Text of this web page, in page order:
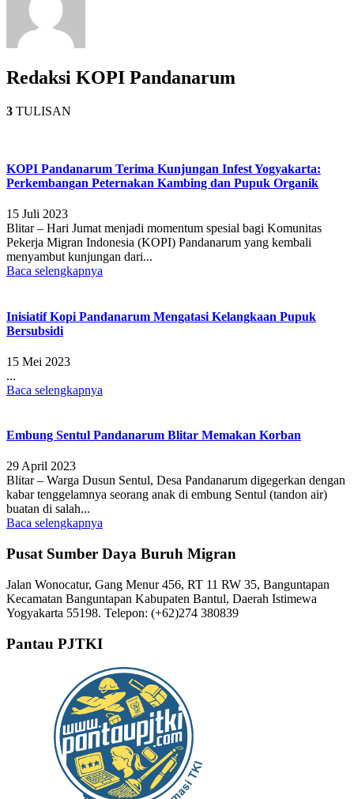
Redaksi KOPI Pandanarum
3 TULISAN
KOPI Pandanarum Terima Kunjungan Infest Yogyakarta:
Perkembangan Peternakan Kambing dan Pupuk Organik
15 Juli 2023
Blitar – Hari Jumat menjadi momentum spesial bagi Komunitas
Pekerja Migran Indonesia (KOPI) Pandanarum yang kembali
menyambut kunjungan dari...
Baca selengkapnya
Inisiatif Kopi Pandanarum Mengatasi Kelangkaan Pupuk
Bersubsidi
15 Mei 2023
...
Baca selengkapnya
Embung Sentul Pandanarum Blitar Memakan Korban
29 April 2023
Blitar – Warga Dusun Sentul, Desa Pandanarum digegerkan dengan
kabar tenggelamnya seorang anak di embung Sentul (tandon air)
buatan di salah...
Baca selengkapnya
Pusat Sumber Daya Buruh Migran
Jalan Wonocatur, Gang Menur 456, RT 11 RW 35, Banguntapan
Kecamatan Banguntapan Kabupaten Bantul, Daerah Istimewa
Yogyakarta 55198. Telepon: (+62)274 380839
Pantau PJTKI